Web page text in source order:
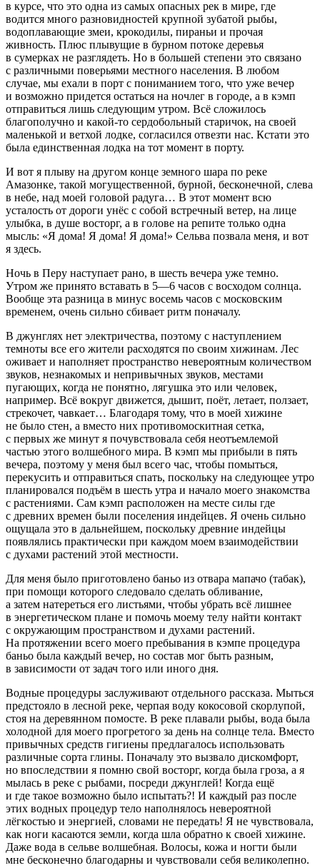
в курсе, что это одна из самых опасных рек в мире, где
водится много разновидностей крупной зубатой рыбы,
водоплавающие змеи, крокодилы, пираньи и прочая
живность. Плюс плывущие в бурном потоке деревья
в сумерках не разглядеть. Но в большей степени это связано
с различными поверьями местного населения. В любом
случае, мы ехали в порт с пониманием того, что уже вечер
и возможно придется остаться на ночлег в городе, а в кэмп
отправиться лишь следующим утром. Всё сложилось
благополучно и какой-то сердобольный старичок, на своей
маленькой и ветхой лодке, согласился отвезти нас. Кстати это
была единственная лодка на тот момент в порту.
И вот я плыву на другом конце земного шара по реке
Амазонке, такой могущественной, бурной, бесконечной, слева
в небе, над моей головой радуга… В этот момент всю
усталость от дороги унёс с собой встречный ветер, на лице
улыбка, в душе восторг, а в голове на репите только одна
мысль: «Я дома! Я дома! Я дома!» Сельва позвала меня, и вот
я здесь.
Ночь в Перу наступает рано, в шесть вечера уже темно.
Утром же принято вставать в 5—6 часов с восходом солнца.
Вообще эта разница в минус восемь часов с московским
временем, очень сильно сбивает ритм поначалу.
В джунглях нет электричества, поэтому с наступлением
темноты все его жители расходятся по своим хижинам. Лес
оживает и наполняет пространство невероятным количеством
звуков, незнакомых и непривычных звуков, местами
пугающих, когда не понятно, лягушка это или человек,
например. Всё вокруг движется, дышит, поёт, летает, ползает,
стрекочет, чавкает… Благодаря тому, что в моей хижине
не было стен, а вместо них противомоскитная сетка,
с первых же минут я почувствовала себя неотъемлемой
частью этого волшебного мира. В кэмп мы прибыли в пять
вечера, поэтому у меня был всего час, чтобы помыться,
перекусить и отправиться спать, поскольку на следующее утро
планировался подъём в шесть утра и начало моего знакомства
с растениями. Сам кэмп расположен на месте силы где
с древних времен были поселения индейцев. Я очень сильно
ощущала это в дальнейшем, поскольку древние индейцы
появлялись практически при каждом моем взаимодействии
с духами растений этой местности.
Для меня было приготовлено баньо из отвара мапачо (табак),
при помощи которого следовало сделать обливание,
а затем натереться его листьями, чтобы убрать всё лишнее
в энергетическом плане и помочь моему телу найти контакт
с окружающим пространством и духами растений.
На протяжении всего моего пребывания в кэмпе процедура
баньо была каждый вечер, но состав мог быть разным,
в зависимости от задач того или иного дня.
Водные процедуры заслуживают отдельного рассказа. Мыться
предстояло в лесной реке, черпая воду кокосовой скорлупой,
стоя на деревянном помосте. В реке плавали рыбы, вода была
холодной для моего прогретого за день на солнце тела. Вместо
привычных средств гигиены предлагалось использовать
различные сорта глины. Поначалу это вызвало дискомфорт,
но впоследствии я помню свой восторг, когда была гроза, а я
мылась в реке с рыбами, посреди джунглей! Когда ещё
и где такое возможно было испытать?! И каждый раз после
этих водных процедур тело наполнялось невероятной
лёгкостью и энергией, словами не передать! Я не чувствовала,
как ноги касаются земли, когда шла обратно к своей хижине.
Даже вода в сельве волшебная. Волосы, кожа и ногти были
мне бесконечно благодарны и чувствовали себя великолепно.